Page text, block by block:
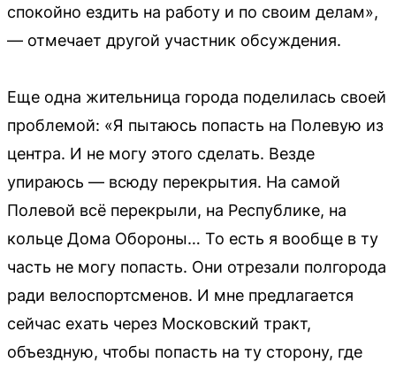
спокойно ездить на работу и по своим делам»,
— отмечает другой участник обсуждения.
Еще одна жительница города поделилась своей
проблемой: «Я пытаюсь попасть на Полевую из
центра. И не могу этого сделать. Везде
упираюсь — всюду перекрытия. На самой
Полевой всё перекрыли, на Республике, на
кольце Дома Обороны… То есть я вообще в ту
часть не могу попасть. Они отрезали полгорода
ради велоспортсменов. И мне предлагается
сейчас ехать через Московский тракт,
объездную, чтобы попасть на ту сторону, где